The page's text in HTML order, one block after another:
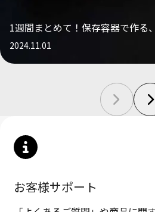
1週間まとめて！保存容器で作る
2024.11.01
お客様サポート